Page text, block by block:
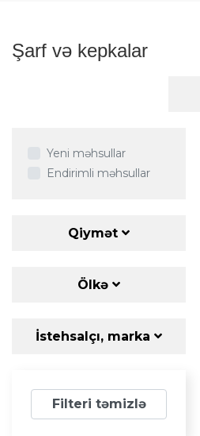
Şarf və kepkalar
Yeni məhsullar
Endirimli məhsullar
Qiymət
Ölkə
İstehsalçı, marka
Filteri təmizlə